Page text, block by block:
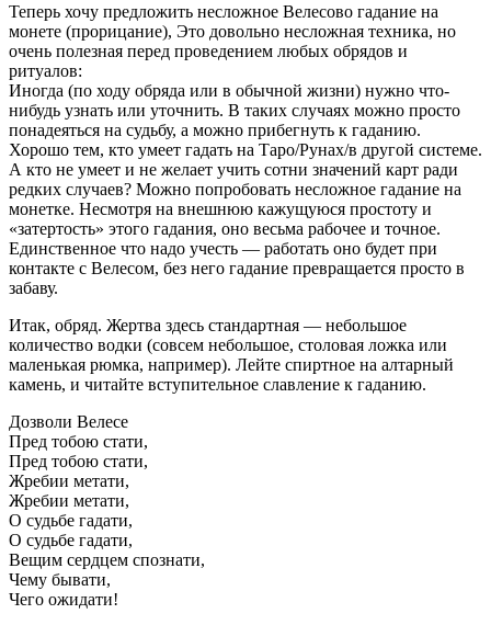
Теперь хочу предложить несложное Велесово гадание на
монете (прорицание), Это довольно несложная техника, но
очень полезная перед проведением любых обрядов и
ритуалов:
Иногда (по ходу обряда или в обычной жизни) нужно что-
нибудь узнать или уточнить. В таких случаях можно просто
понадеяться на судьбу, а можно прибегнуть к гаданию.
Хорошо тем, кто умеет гадать на Таро/Рунах/в другой системе.
А кто не умеет и не желает учить сотни значений карт ради
редких случаев? Можно попробовать несложное гадание на
монетке. Несмотря на внешнюю кажущуюся простоту и
«затертость» этого гадания, оно весьма рабочее и точное.
Единственное что надо учесть — работать оно будет при
контакте с Велесом, без него гадание превращается просто в
забаву.
Итак, обряд. Жертва здесь стандартная — небольшое
количество водки (совсем небольшое, столовая ложка или
маленькая рюмка, например). Лейте спиртное на алтарный
камень, и читайте вступительное славление к гаданию.
Дозволи Велесе
Пред тобою стати,
Пред тобою стати,
Жребии метати,
Жребии метати,
О судьбе гадати,
О судьбе гадати,
Вещим сердцем спознати,
Чему бывати,
Чего ожидати!